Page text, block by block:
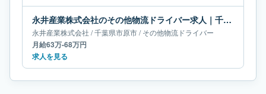
永井産業株式会社のその他物流ドライバー求人｜千葉県市原市｜月給63万-68万円
永井産業株式会社 /千葉県市原市/その他物流ドライバー
月給63万-68万円
求人を見る